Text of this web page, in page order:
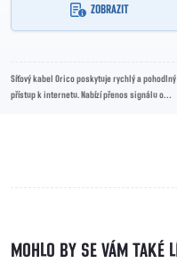
ZOBRAZIT
Síťový kabel Orico poskytuje rychlý a pohodlný
přístup k internetu. Nabízí přenos signálu o